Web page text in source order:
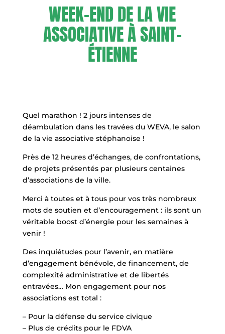
WEEK-END DE LA VIE
ASSOCIATIVE À SAINT-
ÉTIENNE
Quel marathon ! 2 jours intenses de
déambulation dans les travées du WEVA, le salon
de la vie associative stéphanoise !
Près de 12 heures d’échanges, de confrontations,
de projets présentés par plusieurs centaines
d’associations de la ville.
Merci à toutes et à tous pour vos très nombreux
mots de soutien et d’encouragement : ils sont un
véritable boost d’énergie pour les semaines à
venir !
Des inquiétudes pour l’avenir, en matière
d’engagement bénévole, de financement, de
complexité administrative et de libertés
entravées… Mon engagement pour nos
associations est total :
– Pour la défense du service civique
– Plus de crédits pour le FDVA